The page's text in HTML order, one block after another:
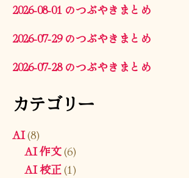
2026-08-01 のつぶやきまとめ
2026-07-29 のつぶやきまとめ
2026-07-28 のつぶやきまとめ
カテゴリー
AI(8)
AI 作文(6)
AI 校正(1)